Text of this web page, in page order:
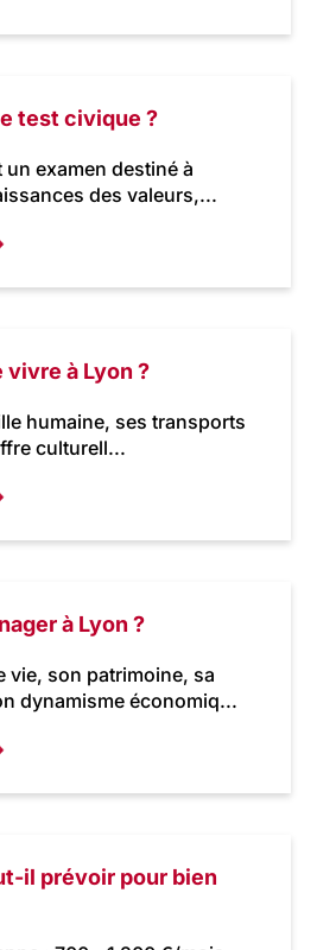
test civique ?
examen destiné à
des valeurs,...
à Lyon ?
humaine, ses transports
culturell...
à Lyon ?
vie, son patrimoine, sa
dynamisme économiq...
il prévoir pour bien